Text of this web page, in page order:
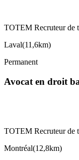
TOTEM Recruteur de
Laval(11,6km)
Permanent
Avocat en droit
TOTEM Recruteur de
Montréal(12,8km)